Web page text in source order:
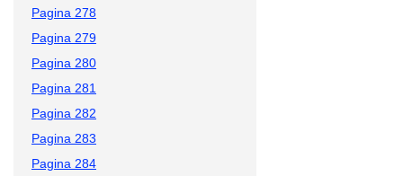
Pagina 278
Pagina 279
Pagina 280
Pagina 281
Pagina 282
Pagina 283
Pagina 284